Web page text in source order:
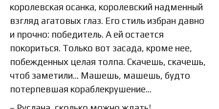
королевская осанка, королевский надменный
взгляд агатовых глаз. Его стиль избран давно
и прочно: победитель. А ей остается
покориться. Только вот засада, кроме нее,
побежденных целая толпа. Скачешь, скачешь,
чтоб заметили… Машешь, машешь, будто
потерпевшая кораблекрушение…